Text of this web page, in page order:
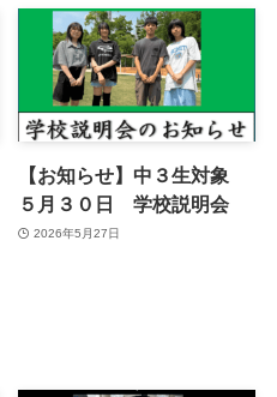
【お知らせ】中３生対象
５月３０日 学校説明会
2026年5月27日